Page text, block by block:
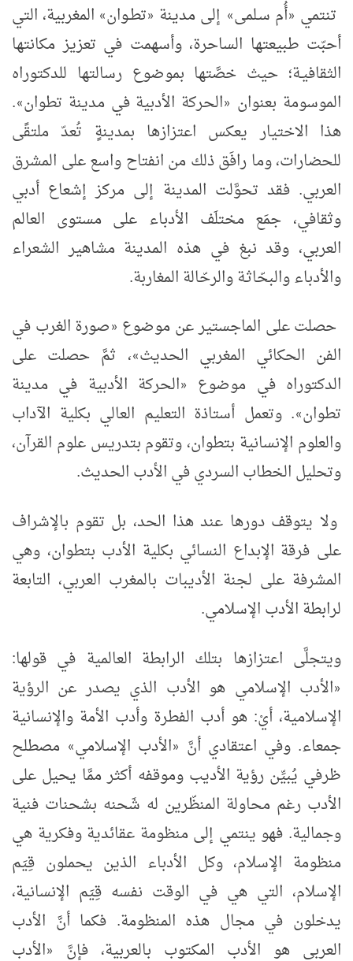
تنتمي «أُم سـلمى» إلى مدينة «تطـوان» المغربية، التي
أحبّت طبيعتها الساحرة، وأسهمت في تعزيز مكانتها
الثقافيـة؛ حيث خصَّتها بموضوع رسالتها للدكتوراه
الموسومة بعنوان «الحركة الأدبية في مدينة تطوان»
.
هذا الاختيار يعكس اعتزازها بمدينةٍ تُعدّ ملتقًى
للحضارات، وما رافَق ذلك من انفتاح واسع على المشرق
العربي. فقد تحوَّلت المدينة إلى مركز إشعاع أدبي
وثقافي، جمَع مختلَف الأدباء على مستوى العالم
العربي، وقد نبغ في هذه المدينة مشاهير الشعراء
والأدباء والبحّاثـة والرحّالة المغاربة.
حصلت على الماجستير عن موضوع « صورة الغرب في
الفن الحكائي المغربي الحديث»، ثمَّ حصلت على
الدكتوراه في موضوع
«الحركة الأدبية في مدينة
تطوان». وتعمل أستاذة التعليم العالي بكلية الآداب
والعلوم الإنسانية بتطوان، وتقوم بتدريس علوم القرآن،
وتحليل الخطاب السردي في الأدب الحديث.
ولا يتوقف دورها عند هذا الحد، بل تقوم بالإشراف
على فرقة الإبداع النسائي بكلية الأدب بتطوان، وهي
المشرفة على لجنة الأديبات بالمغرب العربي، التابعة
لرابطة الأدب الإسلامي.
ويتجلَّى اعتزازها بتلك الرابطة العالمية في قولها:
«الأدب الإسلامي هو الأدب الذي يصدر عن الرؤية
الإسلامية، أيْ: هو أدب الفطرة وأدب الأمة والإنسانية
جمعاء. وفي اعتقادي أنَّ
«الأدب الإسلامي»
مصطلح
ظرفي يُبيِّن رؤية الأديب وموقفه أكثر ممَّا يحيل على
الأدب رغم محاولة المنظّرين له شَحنه بشحنات فنية
وجمالية. فهو ينتمي إلى منظومة عقائدية وفكرية هي
منظومة الإسلام، وكل الأدباء الذين يحملون قِيَم
الإسلام، التي هي في الوقت نفسه قِيَم الإنسانية،
يدخلون في مجال هذه المنظومة. فكما أنَّ الأدب
العربي هو الأدب المكتوب بالعربية، فإنَّ
«الأدب